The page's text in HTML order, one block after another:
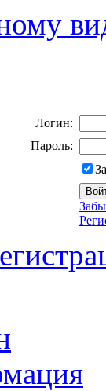
Логин:
Пароль: